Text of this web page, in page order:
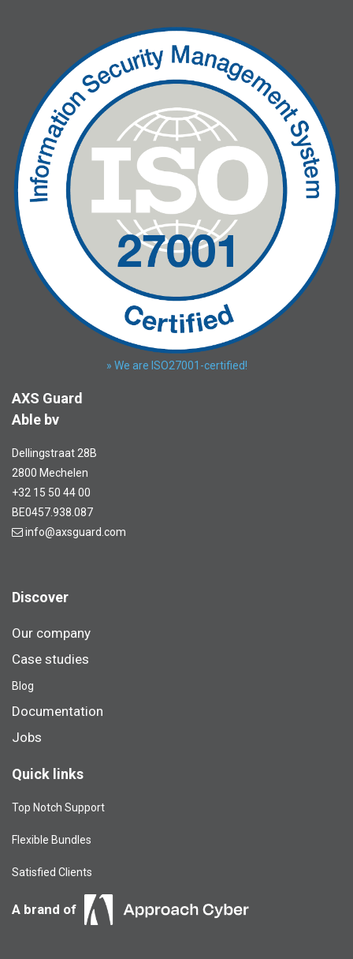
» We are ISO27001-certified!
AXS Guard
Able bv
Dellingstraat 28B
2800 Mechelen
+32 15 50 44 00
BE0457.938.087
info@axsguard.com
Discover
Our company
Case studies
Blog​
Documentation
Jobs
Quick links
Top Notch Support
Flexible Bundles
Satisfied Clients
A brand of